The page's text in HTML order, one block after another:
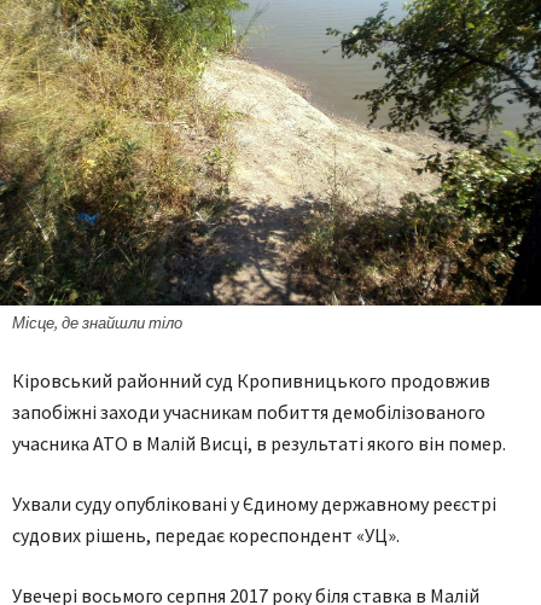
Місце, де знайшли тіло
Кіровський районний суд Кропивницького продовжив
запобіжні заходи учасникам побиття демобілізованого
учасника АТО в Малій Висці, в результаті якого він помер.
Ухвали суду опубліковані у Єдиному державному реєстрі
судових рішень, передає кореспондент «УЦ».
Увечері восьмого серпня 2017 року біля ставка в Малій